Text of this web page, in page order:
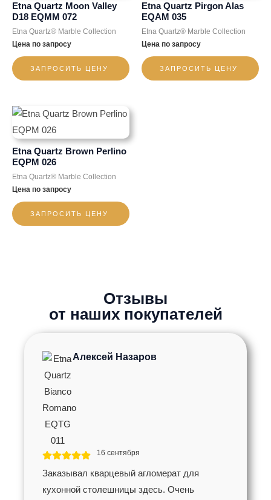
Etna Quartz Moon Valley
D18 EQMM 072
Etna Quartz® Marble Collection
Цена по запросу
ЗАПРОСИТЬ ЦЕНУ
Etna Quartz Pirgon Alas
EQAM 035
Etna Quartz® Marble Collection
Цена по запросу
ЗАПРОСИТЬ ЦЕНУ
Etna Quartz Brown Perlino
EQPM 026
Etna Quartz® Marble Collection
Цена по запросу
ЗАПРОСИТЬ ЦЕНУ
Отзывы
от наших покупателей
Алексей Назаров
16 сентября
Заказывал кварцевый агломерат для
кухонной столешницы здесь. Очень